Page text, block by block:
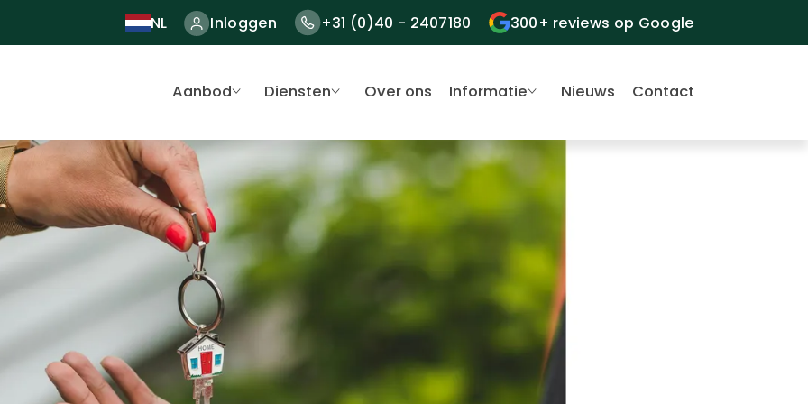
NL Inloggen +31 (0)40 - 2407180 300+ reviews op Google
Aanbod Diensten Over ons Informatie Nieuws Contact